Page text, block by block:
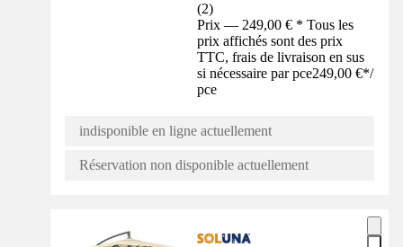
(2)
Prix — 249,00 € * Tous les
prix affichés sont des prix
TTC, frais de livraison en sus
si nécessaire par pce249,00 €*/
pce
indisponible en ligne actuellement
Réservation non disponible actuellement